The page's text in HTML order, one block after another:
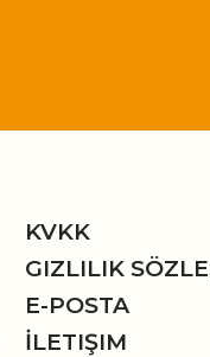
KVKK
GIZLILIK
E-POSTA
İLETIŞIM